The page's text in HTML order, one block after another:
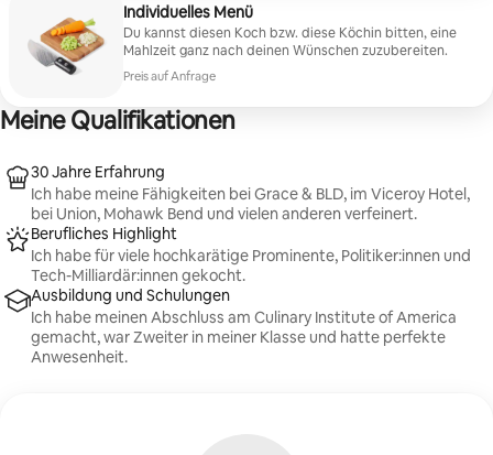
Individuelles Menü
Du kannst diesen Koch bzw. diese Köchin bitten, eine
Mahlzeit ganz nach deinen Wünschen zuzubereiten.
Preis auf Anfrage
Meine Qualifikationen
30 Jahre Erfahrung
Ich habe meine Fähigkeiten bei Grace & BLD, im Viceroy Hotel,
bei Union, Mohawk Bend und vielen anderen verfeinert.
Berufliches Highlight
Ich habe für viele hochkarätige Prominente, Politiker:innen und
Tech-Milliardär:innen gekocht.
Ausbildung und Schulungen
Ich habe meinen Abschluss am Culinary Institute of America
gemacht, war Zweiter in meiner Klasse und hatte perfekte
Anwesenheit.